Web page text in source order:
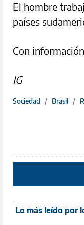
El hombre
países
Con
IG
Sociedad / Brasil /
Lo más leído por